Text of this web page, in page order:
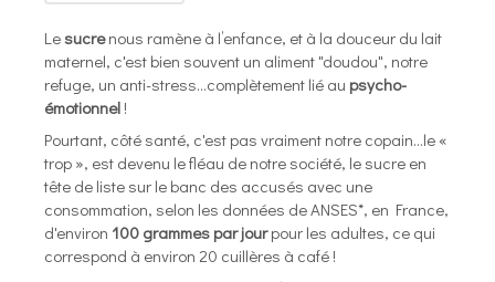
Lesucrenous ramène à l’enfance, et à la douceur du lait
maternel, c'est bien souvent un aliment "doudou", notre
refuge, un anti-stress...complètement lié au psycho-
émotionnel !
Pourtant, côté santé, c'est pas vraiment notre copain...le «
trop », est devenu le fléau de notre société, le sucre en
tête de liste sur le banc des accusés avec une
consommation, selon les données de ANSES*, en France,
d'environ 100 grammes par jourpour les adultes, ce qui
correspond à environ 20 cuillères à café !